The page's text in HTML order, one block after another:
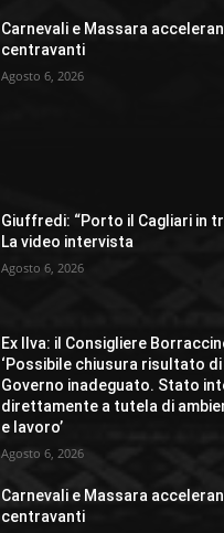
Carnevali e Massara
centravanti
Agosto 6, 2026
Giuffredi: “Porto il Cagliari in
La video intervista
Agosto 6, 2026
Ex Ilva: il Consigliere
‘Possibile chiusura risultato di
Governo inadeguato. Stato
direttamente a tutela di
e lavoro’
Agosto 6, 2026
Carnevali e Massara
centravanti